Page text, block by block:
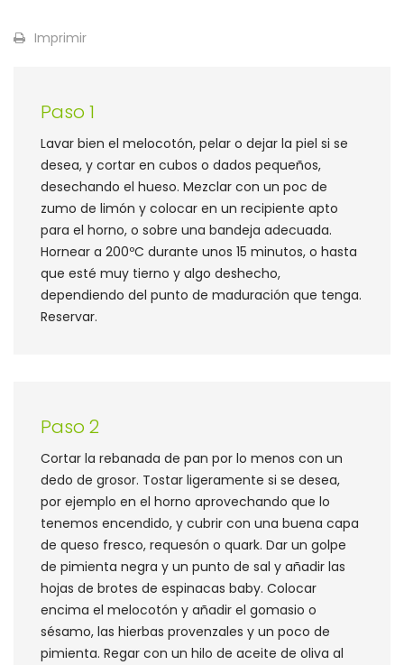
Imprimir
Paso 1
Lavar bien el melocotón, pelar o dejar la piel si se
desea, y cortar en cubos o dados pequeños,
desechando el hueso. Mezclar con un poc de
zumo de limón y colocar en un recipiente apto
para el horno, o sobre una bandeja adecuada.
Hornear a 200ºC durante unos 15 minutos, o hasta
que esté muy tierno y algo deshecho,
dependiendo del punto de maduración que tenga.
Reservar.
Paso 2
Cortar la rebanada de pan por lo menos con un
dedo de grosor. Tostar ligeramente si se desea,
por ejemplo en el horno aprovechando que lo
tenemos encendido, y cubrir con una buena capa
de queso fresco, requesón o quark. Dar un golpe
de pimienta negra y un punto de sal y añadir las
hojas de brotes de espinacas baby. Colocar
encima el melocotón y añadir el gomasio o
sésamo, las hierbas provenzales y un poco de
pimienta. Regar con un hilo de aceite de oliva al